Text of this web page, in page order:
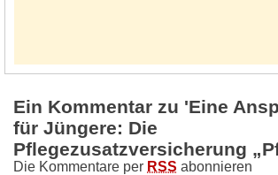
Ein Kommentar zu 'Eine
für Jüngere: Die
Pflegezusatzversicherung
Die Kommentare per RSS abonnieren